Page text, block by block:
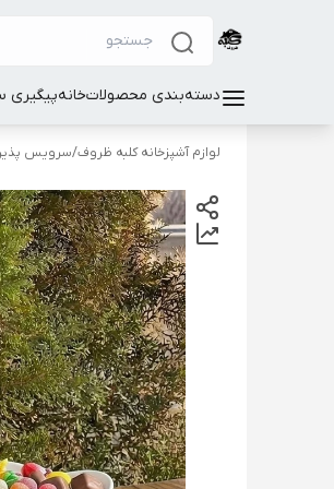
دسته‌بندی محصولاتخانهپیگیری
لوازم آشپزخانه کلبه ظروف/سرویس